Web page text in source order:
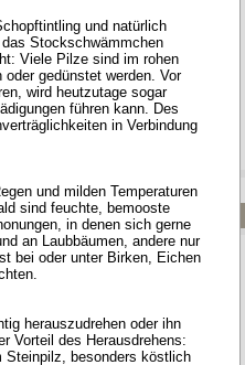
und natürlich
Stockschwämmchen
Viele Pilze sind im rohen
gedünstet werden. Vor
wird heutzutage sogar
führen kann. Des
in Verbindung
und milden Temperaturen
sind feuchte, bemooste
in denen sich gerne
an Laubbäumen, andere nur
bei oder unter Birken, Eichen
herauszudrehen oder ihn
Vorteil des Herausdrehens:
Steinpilz, besonders köstlich